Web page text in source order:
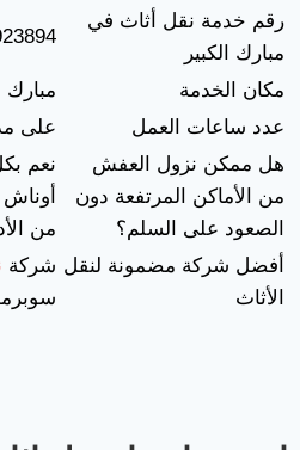
رقم خدمة نقل أثاث في
مبارك الكبير
مكان الخدمة
مبارك
عدد ساعات العمل
على
هل ممكن نزول العفش
من الأماكن المرتفعة دون
الصعود على السلم؟
نعم
من
أفضل شركة مضمونة لنقل
الأثاث
شركة